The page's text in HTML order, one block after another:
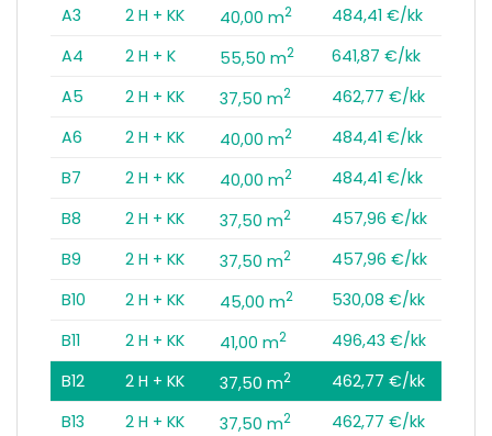
A3
2 H + KK 40,00 m2
484,41 €/kk
A4
2 H + K 55,50 m2
641,87 €/kk
A5
2 H + KK 37,50 m2
462,77 €/kk
A6
2 H + KK 40,00 m2
484,41 €/kk
B7
2 H + KK 40,00 m2
484,41 €/kk
B8
2 H + KK 37,50 m2
457,96 €/kk
B9
2 H + KK 37,50 m2
457,96 €/kk
B10
2 H + KK 45,00 m2
530,08 €/kk
B11
2 H + KK 41,00 m2
496,43 €/kk
B12
2 H + KK 37,50 m2
462,77 €/kk
B13
2 H + KK 37,50 m2
462,77 €/kk